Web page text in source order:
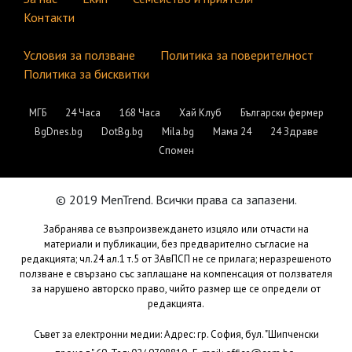
Контакти
Условия за ползване
Политика за поверителност
Политика за бисквитки
МГБ 24 Часа 168 Часа Хай Клуб
Български фермер
BgDnes.bg
DotBg.bg Mila.bg Мама 24
24 Здраве
Спомен
© 2019 MenTrend. Всички права са запазени.
Забранява се възпроизвеждането изцяло или отчасти на
материали и публикации, без предварително съгласие на
редакцията; чл.24 ал.1 т.5 от ЗАвПСП не се прилага; неразрешеното
ползване е свързано със заплащане на компенсация от ползвателя
за нарушено авторско право, чийто размер ще се определи от
редакцията.
Съвет за електронни медии: Адрес: гр. София, бул. "Шипченски